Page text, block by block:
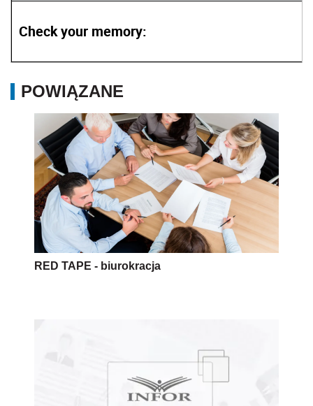
Check your memory:
POWIĄZANE
RED TAPE - biurokracja